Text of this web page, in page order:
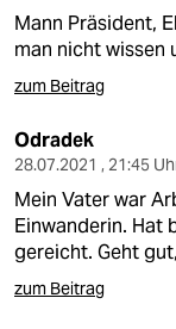
Mann Präsident,
man nicht wissen
zum Beitrag
Odradek
28.07.2021 , 21:45
Mein Vater war
Einwanderin. Hat
gereicht. Geht
zum Beitrag